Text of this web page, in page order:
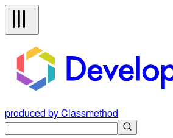
produced by Classmethod